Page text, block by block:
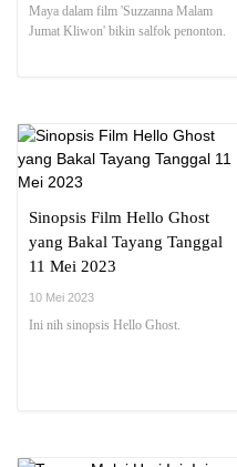
Maya dalam film 'Suzzanna Malam
Jumat Kliwon' bikin salfok penonton.
Sinopsis Film Hello Ghost
yang Bakal Tayang Tanggal
11 Mei 2023
10 Mei 2023
Ini nih sinopsis Hello Ghost.